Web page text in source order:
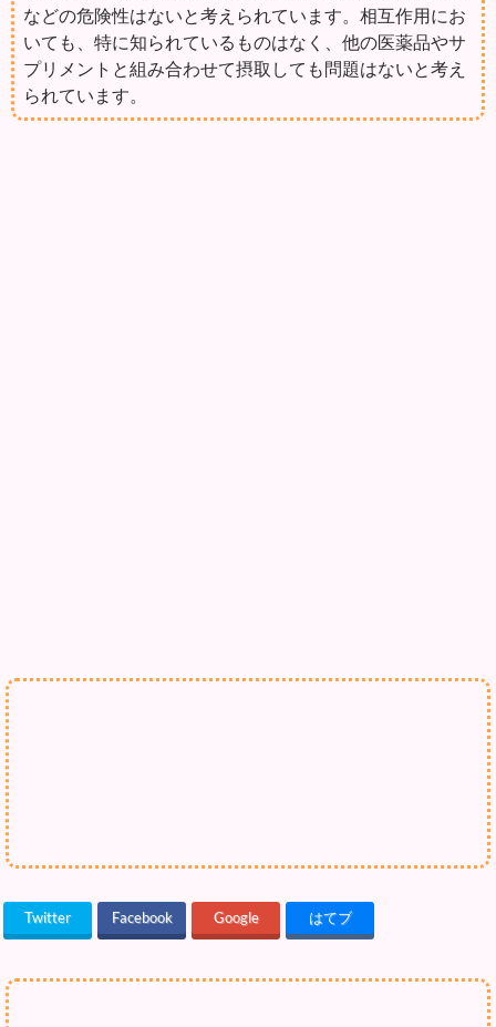
などの危険性はないと考えられています。相互作用にお
いても、特に知られているものはなく、他の医薬品やサ
プリメントと組み合わせて摂取しても問題はないと考え
られています。
Twitter Facebook Google はてブ